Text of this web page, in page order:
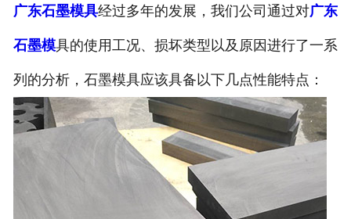
广东石墨模具经过多年的发展，我们公司通过对广东
石墨模具的使用工况、损坏类型以及原因进行了一系
列的分析，石墨模具应该具备以下几点性能特点：